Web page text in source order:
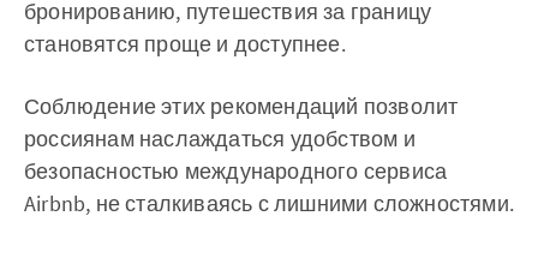
бронированию, путешествия за границу
становятся проще и доступнее.
Соблюдение этих рекомендаций позволит
россиянам наслаждаться удобством и
безопасностью международного сервиса
Airbnb, не сталкиваясь с лишними сложностями.